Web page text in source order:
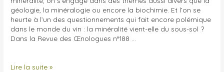
géologie, la minéralogie ou encore la biochimie. Et l’on se
heurte à l’un des questionnements qui fait encore polémique
dans le monde du vin : la minéralité vient-elle du sous-sol ?
Dans la Revue des Œnologues n°188 …
Minéral
Lire la suite »